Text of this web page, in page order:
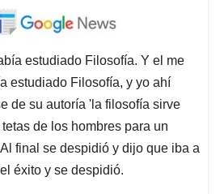
estudiado Filosofía. Y el me
estudiado Filosofía, y yo ahí
de su autoría 'la filosofía sirve
de los hombres para un
final se despidió y dijo que iba a
éxito y se despidió.